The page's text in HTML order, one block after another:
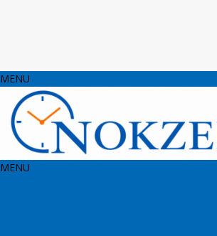
MENU
MENU